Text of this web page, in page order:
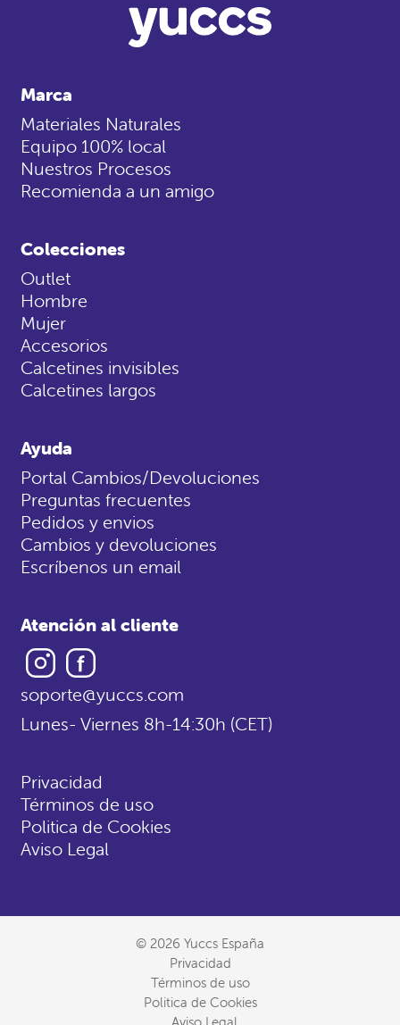
Marca
Materiales Naturales
Equipo 100% local
Nuestros Procesos
Recomienda a un amigo
Colecciones
Outlet
Hombre
Mujer
Accesorios
Calcetines invisibles
Calcetines largos
Ayuda
Portal Cambios/Devoluciones
Preguntas frecuentes
Pedidos y envios
Cambios y devoluciones
Escríbenos un email
Atención al cliente
Instagram
soporte@yuccs.com
Lunes- Viernes 8h-14:30h (CET)
Privacidad
Términos de uso
Politica de Cookies
Aviso Legal
© 2026 Yuccs España
Privacidad
Términos de uso
Politica de Cookies